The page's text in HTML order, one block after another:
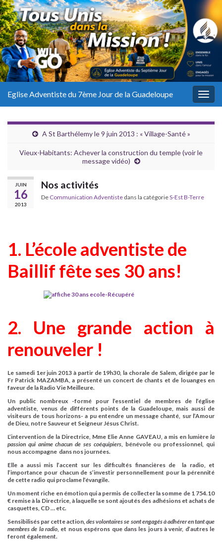
Eglise Adventiste du 7ème Jour de la Guadeloupe
A St Barthélemy le 9 juin 2013 : « Village-Santé »
Vieux-Habitants: Achever la construction du temple (voir le
message vidéo)
JUIN
16
2013
Nos activités
De Communication Adventiste dans la catégorieS-Est B-Terre
1. L’école adventiste de
Baillif fête ses 30 ans!
2. Une grande action à
renouveler !
Le samedi 1er juin 2013 à partir de 19h30, la chorale de Salem, dirigée par le
Fr Patrick MAZAMBA, a présenté un concert de chants et de louanges en
faveur de la Radio Vie Meilleure.
Un public nombreux -formé pour l’essentiel de membres de l’église
adventiste, venus de différents points de la Guadeloupe, mais aussi de
visiteurs de tous horizons- a pu entendre un message chanté, sur l’Amour
de Dieu, notre Sauveur et Seigneur Jésus Christ.
L’intervention de la Directrice, Mme Elie Anne GAVEAU, a mis en lumière la
passion qui anime chacun de ses coéquipiers, bénévole ou professionnel, qui
nous accompagne dans nos journées.
Elle a aussi mis l’accent sur les difficultés financières de la radio, et
l’importance pour chacun de s’investir personnellement pour la pérennité
de cette radio qui proclame l’évangile.
Un moment riche en émotion qui a permis de collecter la somme de 1 754.10
€ remise à la Directrice, à laquelle se sont ajoutés des adhésions et achats de
casquettes, CD … etc.
Sensibilisés par cette action,des volontaires se sont engagés à adhérer en tant que
membres de la radio , et nous espérons que dans les jours à venir, d’autres le
feront également.